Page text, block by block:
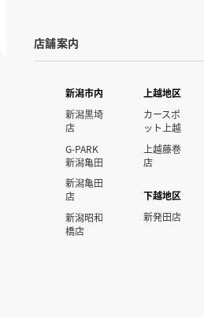
店舗案内
新潟市内
新潟黒埼
店
G-PARK
新潟亀田
新潟亀田
店
新潟昭和
橋店
上越地区
カースポ
ット上越
上越藤巻
店
下越地区
新発田店